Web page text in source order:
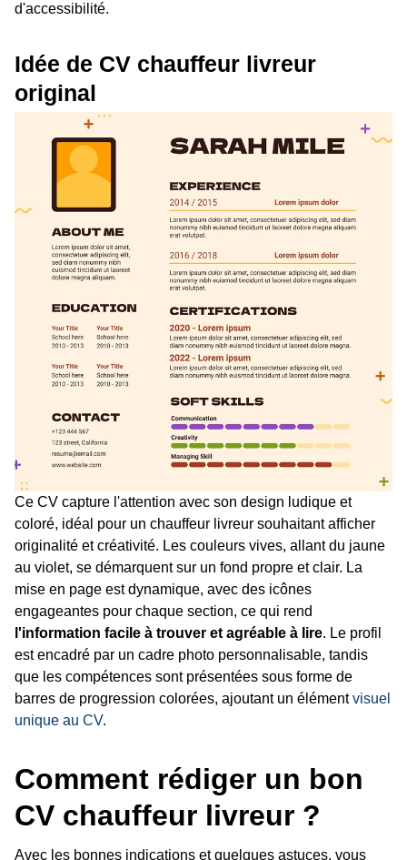
d'accessibilité.
Idée de CV chauffeur livreur
original
Ce CV capture l'attention avec son design ludique et
coloré, idéal pour un chauffeur livreur souhaitant afficher
originalité et créativité. Les couleurs vives, allant du jaune
au violet, se démarquent sur un fond propre et clair. La
mise en page est dynamique, avec des icônes
engageantes pour chaque section, ce qui rend
l'information facile à trouver et agréable à lire. Le profil
est encadré par un cadre photo personnalisable, tandis
que les compétences sont présentées sous forme de
barres de progression colorées, ajoutant un élémentvisuel
unique au CV.
Comment rédiger un bon
CV chauffeur livreur ?
Avec les bonnes indications et quelques astuces, vous